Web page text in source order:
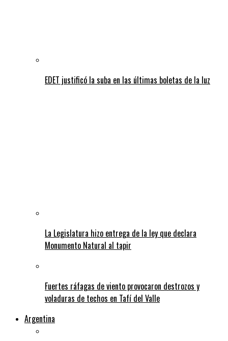
EDET justificó la suba en las últimas boletas de la luz
La Legislatura hizo entrega de la ley que declara
Monumento Natural al tapir
Fuertes ráfagas de viento provocaron destrozos y
voladuras de techos en Tafí del Valle
Argentina